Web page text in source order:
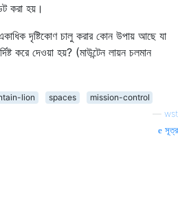
করা হয়।
দৃষ্টিকোণ চালু করার কোন উপায় আছে যা
করে দেওয়া হয়? (মাউন্টেন লায়ন চলমান
lion spaces
mission-control
wst
সূত্র